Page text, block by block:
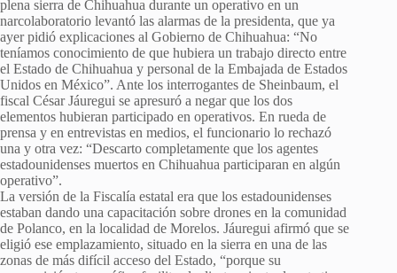
plena sierra de Chihuahua durante un operativo en un
narcolaboratorio levantó las alarmas de la presidenta, que ya
ayer pidió explicaciones al Gobierno de Chihuahua: “No
teníamos conocimiento de que hubiera un trabajo directo entre
el Estado de Chihuahua y personal de la Embajada de Estados
Unidos en México”. Ante los interrogantes de Sheinbaum, el
fiscal César Jáuregui se apresuró a negar que los dos
elementos hubieran participado en operativos. En rueda de
prensa y en entrevistas en medios, el funcionario lo rechazó
una y otra vez: “Descarto completamente que los agentes
estadounidenses muertos en Chihuahua participaran en algún
operativo”.
La versión de la Fiscalía estatal era que los estadounidenses
estaban dando una capacitación sobre drones en la comunidad
de Polanco, en la localidad de Morelos. Jáuregui afirmó que se
eligió ese emplazamiento, situado en la sierra en una de las
zonas de más difícil acceso del Estado, “porque su